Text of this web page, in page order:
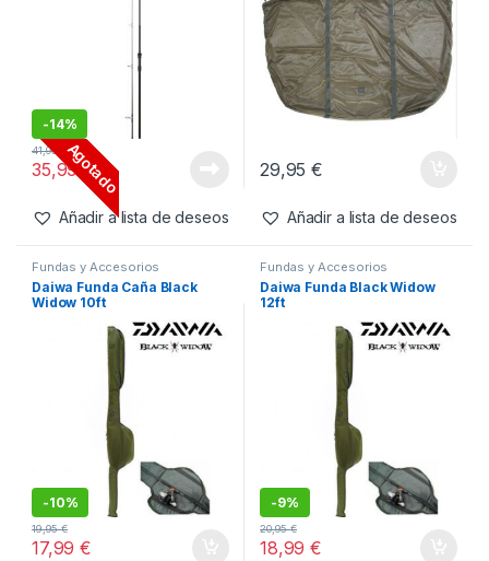
-14%
Agotado
35,99€
41,95 €
Añadir a lista de deseos
29,95€
Añadir a lista de deseos
Fundas y Accesorios
Daiwa Funda Caña Black
Widow 10ft
-10%
17,99€
19,95€
Fundas y Accesorios
Daiwa Funda Black Widow
12ft
-9%
18,99€
20,95€